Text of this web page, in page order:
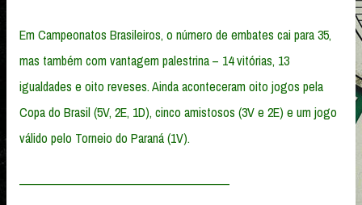
Em Campeonatos Brasileiros, o número de embates cai para 35,
mas também com vantagem palestrina – 14 vitórias, 13
igualdades e oito reveses. Ainda aconteceram oito jogos pela
Copa do Brasil (5V, 2E, 1D), cinco amistosos (3V e 2E) e um jogo
válido pelo Torneio do Paraná (1V).
————————————————————